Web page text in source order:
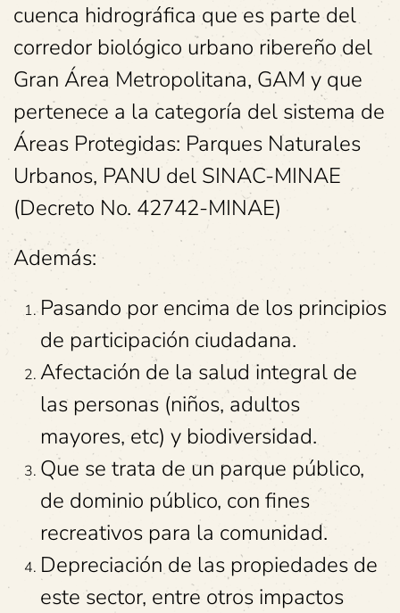
cuenca hidrográfica que es parte del
corredor biológico urbano ribereño del
Gran Área Metropolitana, GAM y que
pertenece a la categoría del sistema de
Áreas Protegidas: Parques Naturales
Urbanos, PANU del SINAC-MINAE
(Decreto No. 42742-MINAE)
Además:
Pasando por encima de los principios
de participación ciudadana.
Afectación de la salud integral de
las personas (niños, adultos
mayores, etc) y biodiversidad.
Que se trata de un parque público,
de dominio público, con fines
recreativos para la comunidad.
Depreciación de las propiedades de
este sector, entre otros impactos